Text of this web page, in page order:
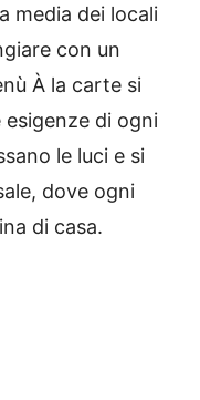
media dei locali
con un
À la carte si
di ogni
le luci e si
dove ogni
di casa.